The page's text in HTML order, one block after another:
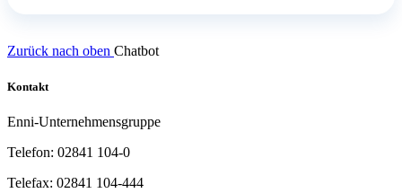
Zurück nach oben Chatbot
Kontakt
Enni-Unternehmensgruppe
Telefon: 02841 104-0
Telefax: 02841 104-444